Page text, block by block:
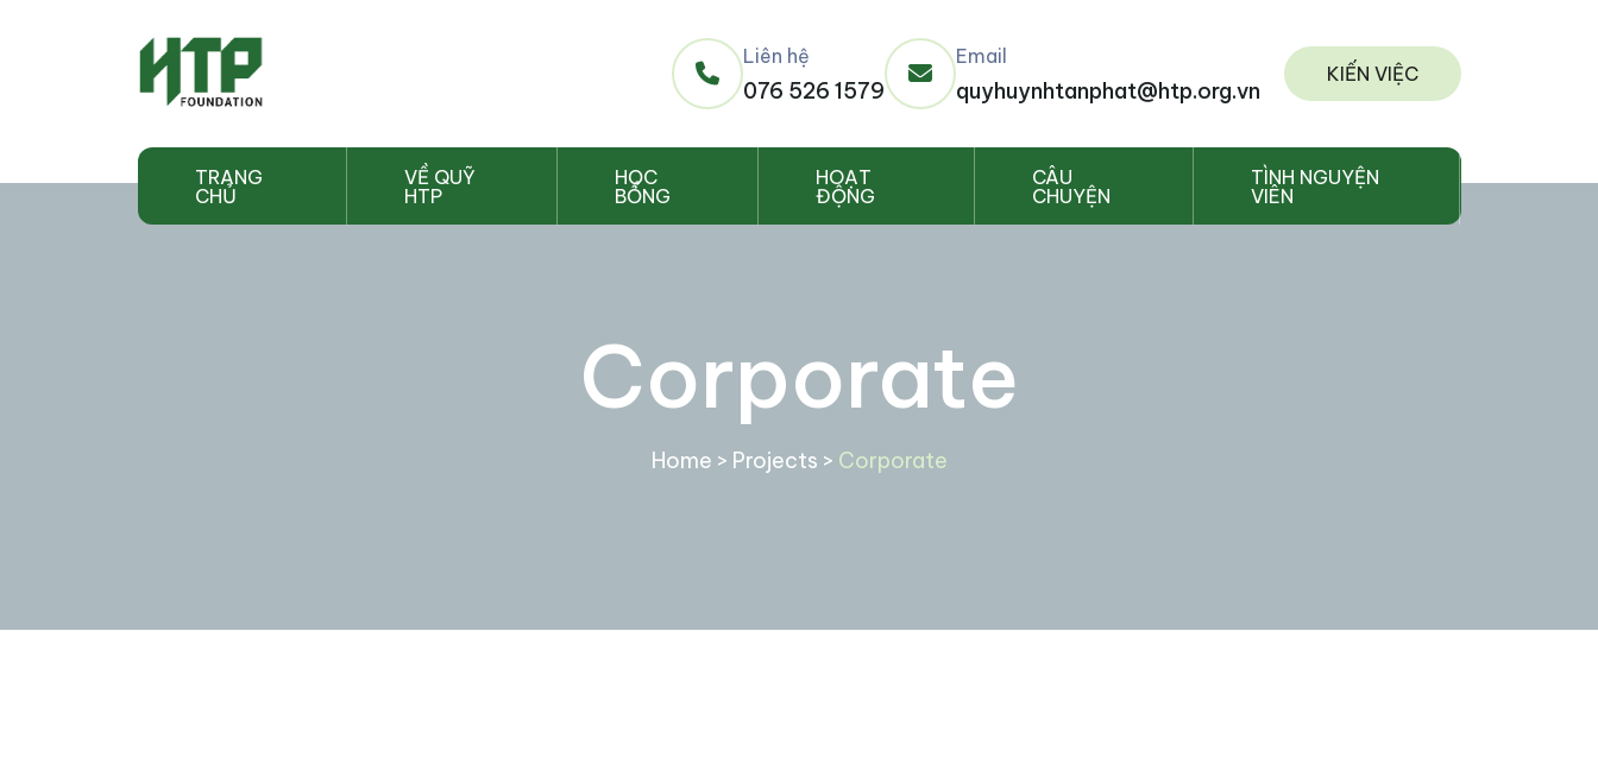
Liên hệ
076 526 1579
Email
quyhuynhtanphat@htp.org.vn
KIẾN VIỆC
TRANG
CHỦ
VỀ QUỸ
HTP
HỌC
BỔNG
HOẠT
ĐỘNG
CÂU
CHUYỆN
TÌNH NGUYỆN
VIÊN
Corporate
Home > Projects > Corporate